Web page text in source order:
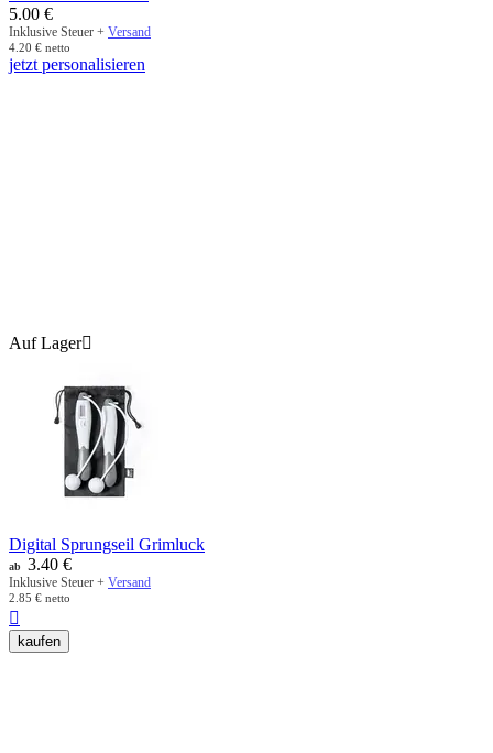
5.00 €
Inklusive Steuer + Versand
4.20 € netto
jetzt personalisieren
Auf Lager
Digital Sprungseil Grimluck
ab 3.40 €
Inklusive Steuer + Versand
2.85 € netto

kaufen